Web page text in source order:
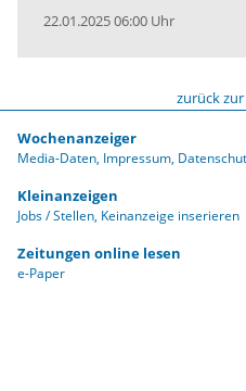
22.01.2025 06:00 Uhr
zurück
Wochenanzeiger
Media-Daten Impressum
Kleinanzeigen
Jobs / Stellen Keinanzeige inserieren
Zeitungen online lesen
e-Paper